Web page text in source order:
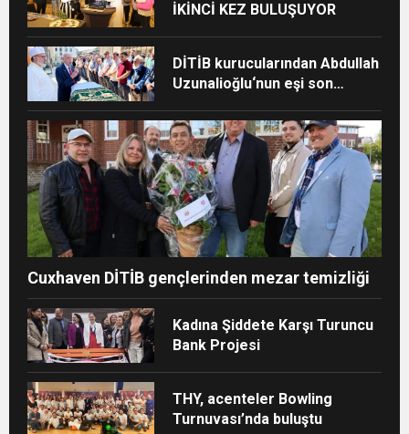
İKİNCİ KEZ BULUŞUYOR
DİTİB kurucularından Abdullah
Uzunalioğlu‘nun eşi son
Cuxhaven DİTİB gençlerinden mezar temizliği
Kadına Şiddete Karşı Turuncu
Bank Projesi
THY, acenteler Bowling
Turnuvası’nda buluştu